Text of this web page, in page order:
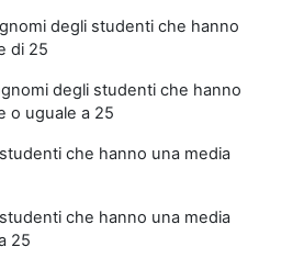
degli studenti che hanno
di 25
degli studenti che hanno
o uguale a 25
che hanno una media
che hanno una media
25